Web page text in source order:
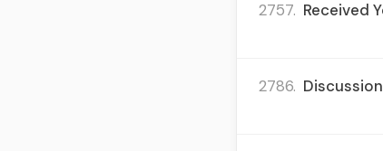
2757. Received
2786.